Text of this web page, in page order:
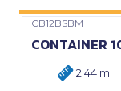
CB12BSBM
CONTAINER
2.44 m